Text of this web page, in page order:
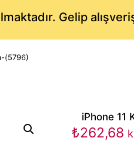
Gelip
(5796)
iPhone 11
₺262,68